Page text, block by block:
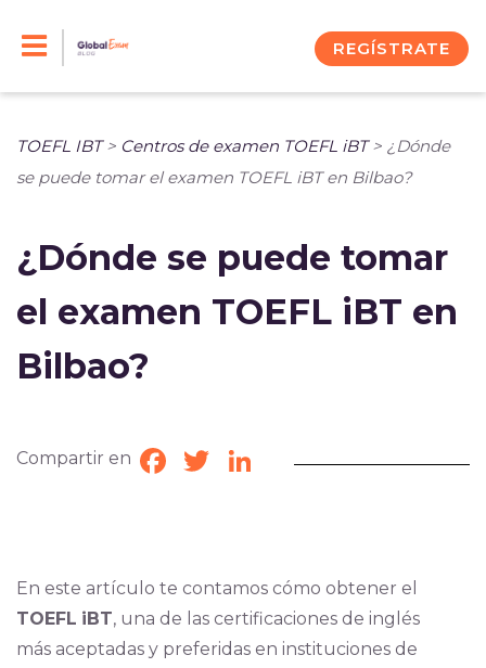
REGÍSTRATE
TOEFL IBT> Centros de examen TOEFL iBT> ¿Dónde
se puede tomar el examen TOEFL iBT en Bilbao?
¿Dónde se puede tomar
el examen TOEFL iBT en
Bilbao?
Compartir en Facebook
TwitterLinkedIn
En este artículo te contamos cómo obtener el
TOEFL iBT, una de las certificaciones de inglés
más aceptadas y preferidas en instituciones de